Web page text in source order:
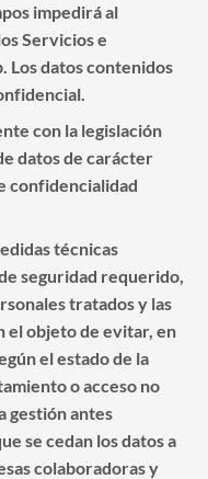
impedirá al
Servicios e
Los datos contenidos
con la legislación
datos de carácter
confidencialidad
técnicas
seguridad requerido,
tratados y las
el objeto de evitar, en
el estado de la
o acceso no
gestión antes
se cedan los datos a
colaboradoras y